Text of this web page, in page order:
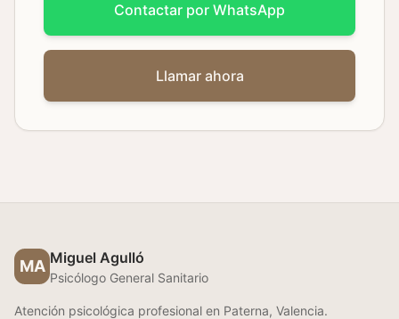
Contactar por WhatsApp
Llamar ahora
MA Miguel Agulló
Psicólogo General Sanitario
Atención psicológica profesional en Paterna, Valencia.